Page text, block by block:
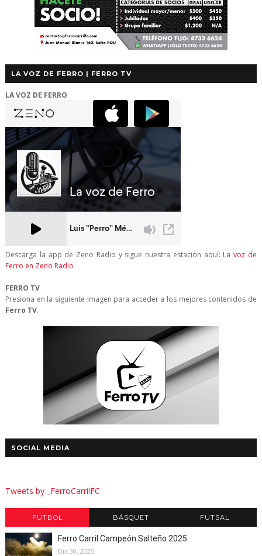
LA VOZ DE FERRO | FERRO TV
LA VOZ DE FERRO
Descarga la app de Zeno Radio y sigue nuestra estación aquí: La voz de
Ferro en Zeno Radio
FERRO TV
Presiona en la siguiente imagen para acceder a los mejores contenidos de
Ferro TV.
SOCIAL MEDIA
Tweets by _FerroCarrilFC
FUTBOL BÁSQUET FUTSAL
Ferro Carril Campeón Salteño 2025
Dic 30, 2025